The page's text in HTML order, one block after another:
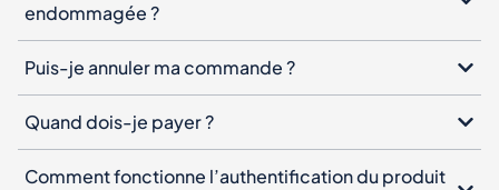
endommagée ?
Puis-je annuler ma commande ?
Quand dois-je payer ?
Comment fonctionne l’authentification du produit